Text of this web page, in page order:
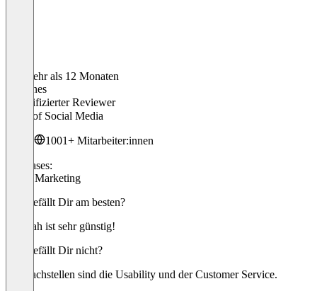
Vor mehr als 12 Monaten
Johannes
Verifizierter Reviewer
Head of Social Media
1001+ Mitarbeiter:innen
Use cases:
Email Marketing
Was gefällt Dir am besten?
Cheetah ist sehr günstig!
Was gefällt Dir nicht?
Schwachstellen sind die Usability und der Customer Service.